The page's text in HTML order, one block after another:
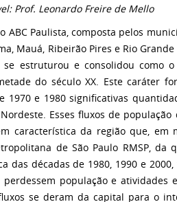
Prof. Leonardo Freire de Mello
ABC Paulista, composta pelos
Mauá, Ribeirão Pires e Rio
se estruturou e consolidou como
do século XX. Este caráter
1970 e 1980 significativas
Esses fluxos de
característica da região que, em
de São Paulo RMSP,
das décadas de 1980, 1990 e
perdessem população e atividades
fluxos se deram da capital para o